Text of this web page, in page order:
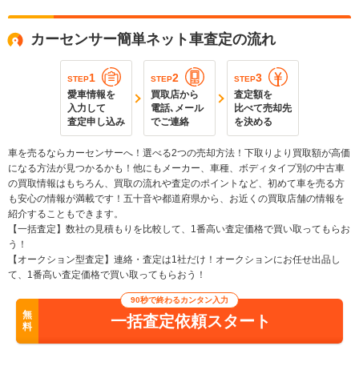
カーセンサー簡単ネット車査定の流れ
STEP1
愛車情報を
入力して
査定申し込み
STEP2
買取店から
電話､メール
でご連絡
STEP3
査定額を
比べて売却先
を決める
車を売るならカーセンサーへ！選べる2つの売却方法！下取りより買取額が高価
になる方法が見つかるかも！他にもメーカー、車種、ボディタイプ別の中古車
の買取情報はもちろん、買取の流れや査定のポイントなど、初めて車を売る方
も安心の情報が満載です！五十音や都道府県から、お近くの買取店舗の情報を
紹介することもできます。
【一括査定】数社の見積もりを比較して、1番高い査定価格で買い取ってもらお
う！
【オークション型査定】連絡・査定は1社だけ！オークションにお任せ出品し
て、1番高い査定価格で買い取ってもらおう！
無
料
90秒で終わるカンタン入力
一括査定依頼スタート